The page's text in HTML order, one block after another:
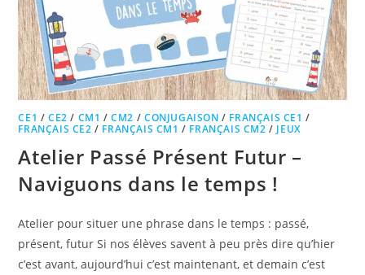
CE1 /CE2 / CM1 /CM2 / CONJUGAISON / FRANÇAIS CE1 /
FRANÇAIS CE2 / FRANÇAIS CM1 / FRANÇAIS CM2 / JEUX
Atelier Passé Présent Futur –
Naviguons dans le temps !
Atelier pour situer une phrase dans le temps : passé,
présent, futur Si nos élèves savent à peu près dire qu’hier
c’est avant, aujourd’hui c’est maintenant, et demain c’est